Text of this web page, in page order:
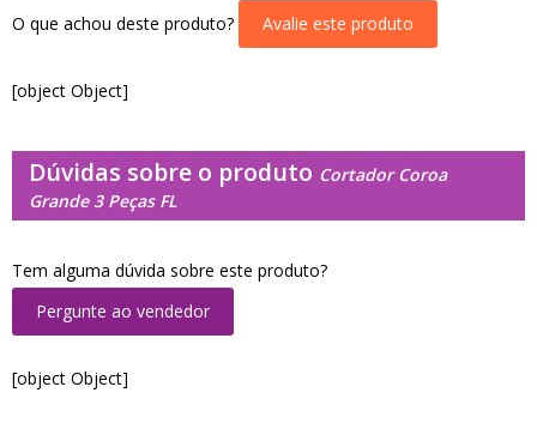
O que achou deste produto? Avalie este produto
[object Object]
Dúvidas sobre o produto Cortador Coroa
Grande 3 Peças FL
Tem alguma dúvida sobre este produto?
Pergunte ao vendedor
[object Object]